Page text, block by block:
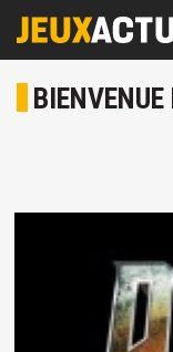
BIENVENUE